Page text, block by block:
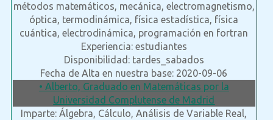
métodos matemáticos, mecánica, electromagnetismo,
óptica, termodinámica, física estadística, física
cuántica, electrodinámica, programación en fortran
Experiencia: estudiantes
Disponibilidad: tardes_sabados
Fecha de Alta en nuestra base: 2020-09-06
• Alberto, Graduado en Matemáticas por la
Universidad Complutense de Madrid
Imparte: Álgebra, Cálculo, Análisis de Variable Real,